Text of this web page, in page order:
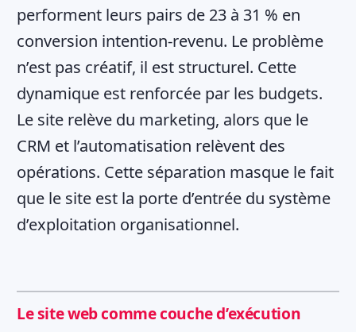
performent leurs pairs de 23 à 31 % en
conversion intention-revenu. Le problème
n’est pas créatif, il est structurel. Cette
dynamique est renforcée par les budgets.
Le site relève du marketing, alors que le
CRM et l’automatisation relèvent des
opérations. Cette séparation masque le fait
que le site est la porte d’entrée du système
d’exploitation organisationnel.
Le site web comme couche d’exécution